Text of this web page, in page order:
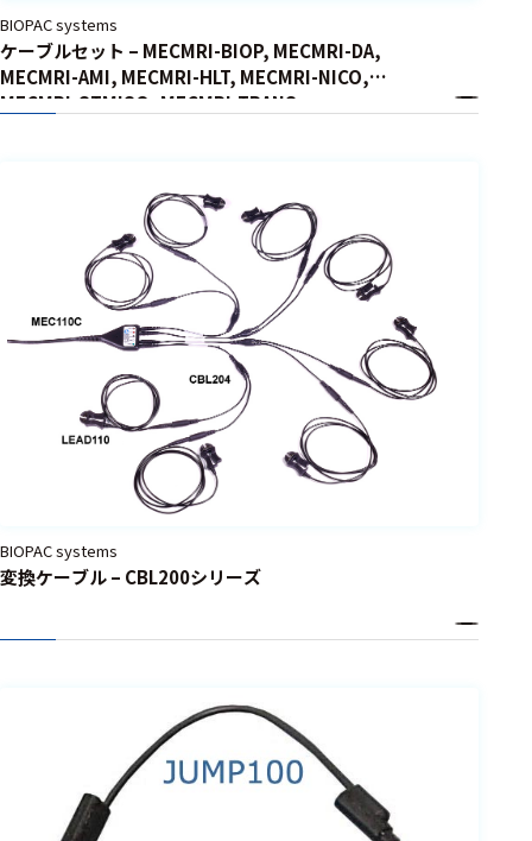
BIOPAC systems
ケーブルセット – MECMRI-BIOP, MECMRI-DA,
MECMRI-AMI, MECMRI-HLT, MECMRI-NICO,
MECMRI-STMISO, MECMRI-TRANS
BIOPAC systems
変換ケーブル – CBL200シリーズ